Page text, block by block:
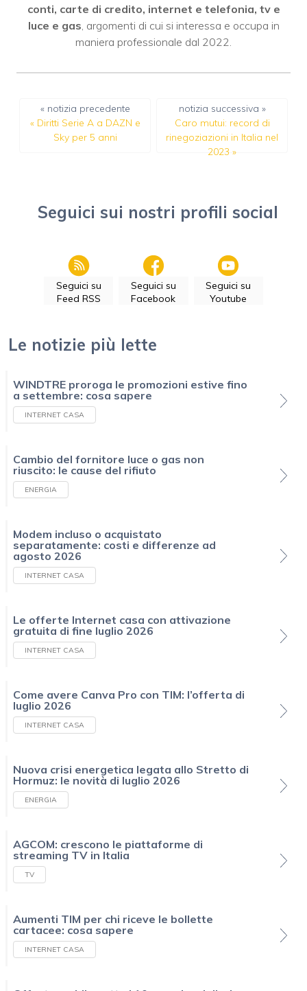
conti, carte di credito, internet e telefonia, tv e
luce e gas , argomenti di cui si interessa e occupa in
maniera professionale dal 2022.
« notizia precedente
« Diritti Serie A a DAZN e
Sky per 5 anni
notizia successiva »
Caro mutui: record di
rinegoziazioni in Italia nel
2023 »
Seguici sui nostri profili social
Seguici su
Feed RSS
Seguici su
Facebook
Seguici su
Youtube
Le notizie più lette
WINDTRE proroga le promozioni estive fino
a settembre: cosa sapere
INTERNET CASA
Cambio del fornitore luce o gas non
riuscito: le cause del rifiuto
ENERGIA
Modem incluso o acquistato
separatamente: costi e differenze ad
agosto 2026
INTERNET CASA
Le offerte Internet casa con attivazione
gratuita di fine luglio 2026
INTERNET CASA
Come avere Canva Pro con TIM: l’offerta di
luglio 2026
INTERNET CASA
Nuova crisi energetica legata allo Stretto di
Hormuz: le novità di luglio 2026
ENERGIA
AGCOM: crescono le piattaforme di
streaming TV in Italia
TV
Aumenti TIM per chi riceve le bollette
cartacee: cosa sapere
INTERNET CASA